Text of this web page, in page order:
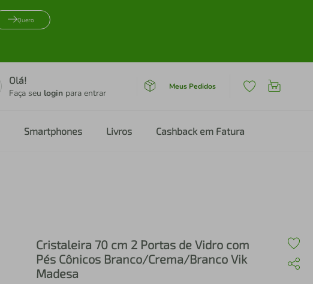
Quero
Olá!
Faça seu login para entrar
Meus Pedidos
Smartphones Livros Cashback em Fatura
Cristaleira 70 cm 2 Portas de Vidro com
Pés Cônicos Branco/Crema/Branco Vik
Madesa